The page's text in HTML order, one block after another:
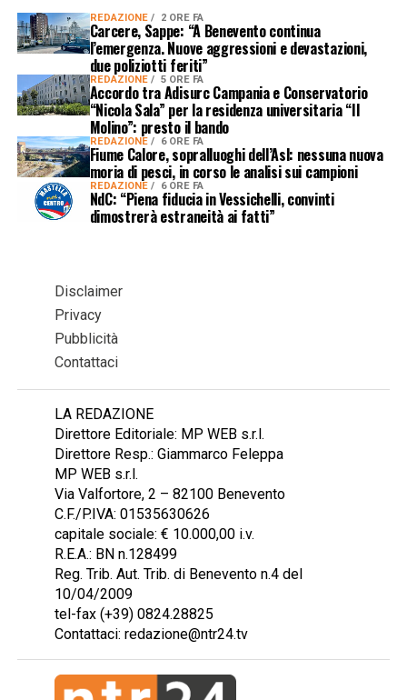
REDAZIONE 2 ORE FA
Carcere, Sappe: “A Benevento continua
l’emergenza. Nuove aggressioni e devastazioni,
due poliziotti feriti”
REDAZIONE 5 ORE FA
Accordo tra Adisurc Campania e Conservatorio
“Nicola Sala” per la residenza universitaria “Il
Molino”: presto il bando
REDAZIONE 6 ORE FA
Fiume Calore, sopralluoghi dell’Asl: nessuna nuova
moria di pesci, in corso le analisi sui campioni
REDAZIONE 6 ORE FA
NdC: “Piena fiducia in Vessichelli, convinti
dimostrerà estraneità ai fatti”
Disclaimer
Privacy
Pubblicità
Contattaci
LA REDAZIONE
Direttore Editoriale: MP WEB s.r.l.
Direttore Resp.: Giammarco Feleppa
MP WEB s.r.l.
Via Valfortore, 2 – 82100 Benevento
C.F./P.IVA: 01535630626
capitale sociale: € 10.000,00 i.v.
R.E.A.: BN n.128499
Reg. Trib. Aut. Trib. di Benevento n.4 del
10/04/2009
tel-fax (+39) 0824.28825
Contattaci: redazione@ntr24.tv